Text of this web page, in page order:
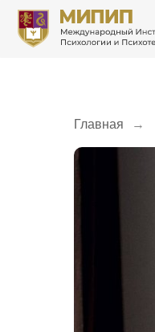
Главная →